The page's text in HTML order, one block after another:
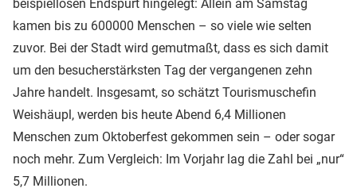
beispiellosen Endspurt hingelegt: Allein am Samstag
kamen bis zu 600000 Menschen – so viele wie selten
zuvor. Bei der Stadt wird gemutmaßt, dass es sich damit
um den besucherstärksten Tag der vergangenen zehn
Jahre handelt. Insgesamt, so schätzt Tourismuschefin
Weishäupl, werden bis heute Abend 6,4 Millionen
Menschen zum Oktoberfest gekommen sein – oder sogar
noch mehr. Zum Vergleich: Im Vorjahr lag die Zahl bei „nur“
5,7 Millionen.